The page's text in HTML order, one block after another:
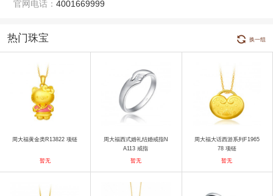
官网电话： 4001669999
热门珠宝 换一组
周大福黄金类R13822 项链
暂无
周大福西式婚礼结婚戒指N
A113 戒指
暂无
周大福大话西游系列F1965
78 项链
暂无